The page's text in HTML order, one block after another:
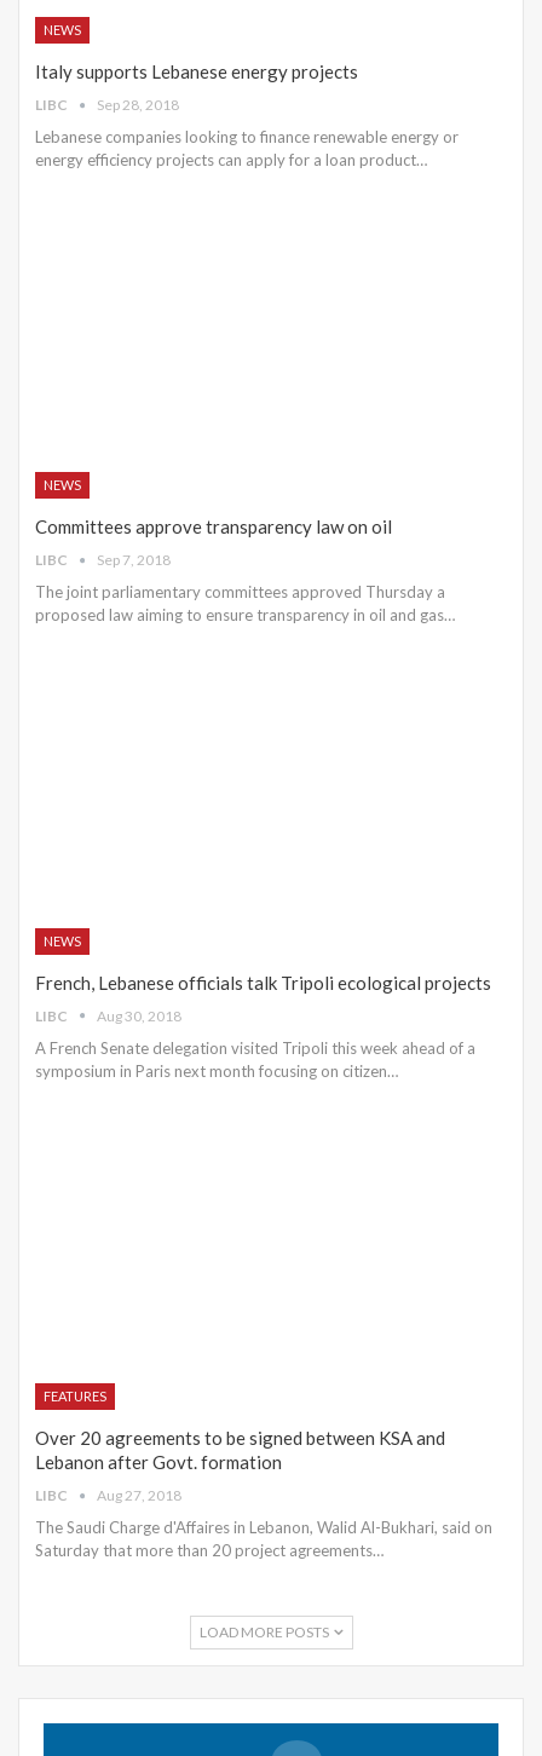
NEWS
Italy supports Lebanese energy projects
LIBC Sep 28, 2018
Lebanese companies looking to finance renewable energy or
energy efficiency projects can apply for a loan product…
NEWS
Committees approve transparency law on oil
LIBC Sep 7, 2018
The joint parliamentary committees approved Thursday a
proposed law aiming to ensure transparency in oil and gas…
NEWS
French, Lebanese officials talk Tripoli ecological projects
LIBC Aug 30, 2018
A French Senate delegation visited Tripoli this week ahead of a
symposium in Paris next month focusing on citizen…
FEATURES
Over 20 agreements to be signed between KSA and
Lebanon after Govt. formation
LIBC Aug 27, 2018
The Saudi Charge d'Affaires in Lebanon, Walid Al-Bukhari, said on
Saturday that more than 20 project agreements…
LOAD MORE POSTS